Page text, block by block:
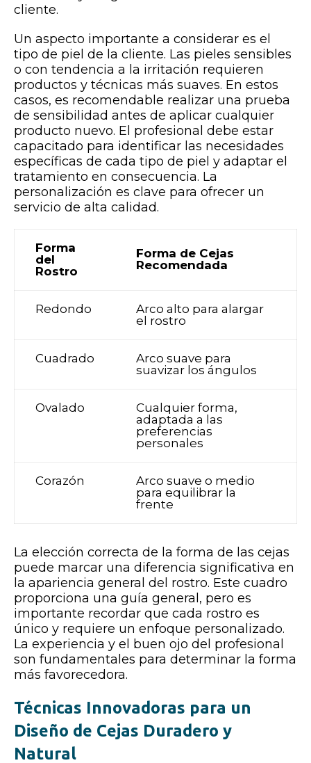
cliente.
Un aspecto importante a considerar es el
tipo de piel de la cliente. Las pieles sensibles
o con tendencia a la irritación requieren
productos y técnicas más suaves. En estos
casos, es recomendable realizar una prueba
de sensibilidad antes de aplicar cualquier
producto nuevo. El profesional debe estar
capacitado para identificar las necesidades
específicas de cada tipo de piel y adaptar el
tratamiento en consecuencia. La
personalización es clave para ofrecer un
servicio de alta calidad.
Forma
del
Rostro
Forma de Cejas
Recomendada
Redondo
Arco alto para alargar
el rostro
Cuadrado
Arco suave para
suavizar los ángulos
Ovalado
Cualquier forma,
adaptada a las
preferencias
personales
Corazón
Arco suave o medio
para equilibrar la
frente
La elección correcta de la forma de las cejas
puede marcar una diferencia significativa en
la apariencia general del rostro. Este cuadro
proporciona una guía general, pero es
importante recordar que cada rostro es
único y requiere un enfoque personalizado.
La experiencia y el buen ojo del profesional
son fundamentales para determinar la forma
más favorecedora.
Técnicas Innovadoras para un
Diseño de Cejas Duradero y
Natural